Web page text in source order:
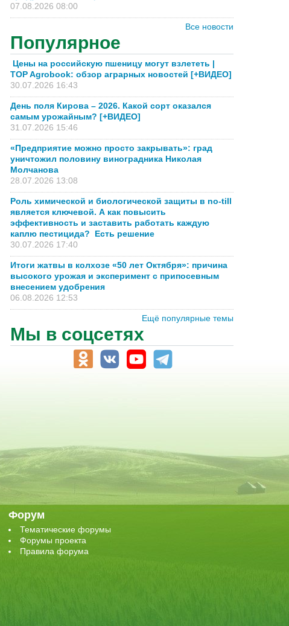
07.08.2026 08:00
Все новости
Популярное
Цены на российскую пшеницу могут взлететь |
TOP Agrobook: обзор аграрных новостей [+ВИДЕО]
30.07.2026 16:43
День поля Кирова – 2026. Какой сорт оказался
самым урожайным? [+ВИДЕО]
31.07.2026 15:46
«Предприятие можно просто закрывать»: град
уничтожил половину виноградника Николая
Молчанова
28.07.2026 13:08
Роль химической и биологической защиты в no-till
является ключевой. А как повысить
эффективность и заставить работать каждую
каплю пестицида? Есть решение
30.07.2026 17:40
Итоги жатвы в колхозе «50 лет Октября»: причина
высокого урожая и эксперимент с припосевным
внесением удобрения
06.08.2026 12:53
Ещё популярные темы
Мы в соцсетях
Форум
Тематические форумы
Форумы проекта
Правила форума